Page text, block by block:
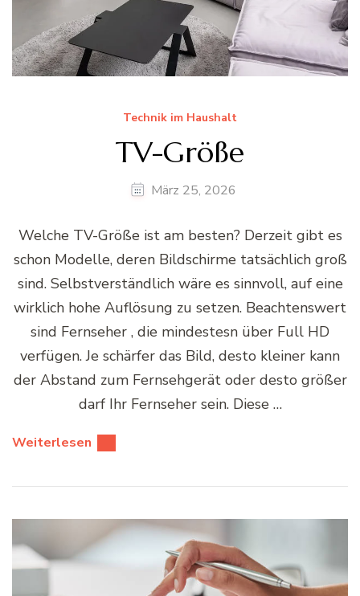
Technik im Haushalt
TV-Größe
März 25, 2026
Welche TV-Größe ist am besten? Derzeit gibt es
schon Modelle, deren Bildschirme tatsächlich groß
sind. Selbstverständlich wäre es sinnvoll, auf eine
wirklich hohe Auflösung zu setzen. Beachtenswert
sind Fernseher , die mindestesn über Full HD
verfügen. Je schärfer das Bild, desto kleiner kann
der Abstand zum Fernsehgerät oder desto größer
darf Ihr Fernseher sein. Diese …
Weiterlesen